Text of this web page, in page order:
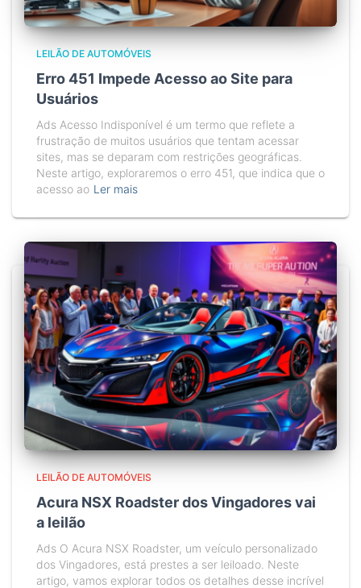
LEILÃO DE AUTOMÓVEIS
Erro 451 Impede Acesso ao Site para
Usuários
Ads Acesso Indisponível é um termo que reflete a
frustração de muitos usuários que tentam acessar
sites, mas se deparam com restrições geográficas.
Neste artigo, exploraremos o erro 451, que indica que o
acesso ao Ler mais
LEILÃO DE AUTOMÓVEIS
Acura NSX Roadster dos Vingadores vai
a leilão
Ads O Acura NSX Roadster, um veículo personalizado
dos Vingadores, está prestes a ser leiloado. Neste
artigo, vamos explorar todos os detalhes desse incrível